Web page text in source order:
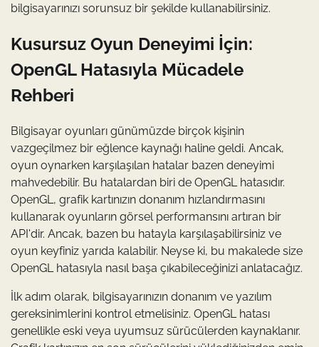
bilgisayarınızı sorunsuz bir şekilde kullanabilirsiniz.
Kusursuz Oyun Deneyimi İçin:
OpenGL Hatasıyla Mücadele
Rehberi
Bilgisayar oyunları günümüzde birçok kişinin
vazgeçilmez bir eğlence kaynağı haline geldi. Ancak,
oyun oynarken karşılaşılan hatalar bazen deneyimi
mahvedebilir. Bu hatalardan biri de OpenGL hatasıdır.
OpenGL, grafik kartınızın donanım hızlandırmasını
kullanarak oyunların görsel performansını artıran bir
API'dir. Ancak, bazen bu hatayla karşılaşabilirsiniz ve
oyun keyfiniz yarıda kalabilir. Neyse ki, bu makalede size
OpenGL hatasıyla nasıl başa çıkabileceğinizi anlatacağız.
İlk adım olarak, bilgisayarınızın donanım ve yazılım
gereksinimlerini kontrol etmelisiniz. OpenGL hatası
genellikle eski veya uyumsuz sürücülerden kaynaklanır.